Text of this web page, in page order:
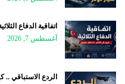
اتفاقية الدفاع
أغسطس 7, 2026
الردع الاستباقي